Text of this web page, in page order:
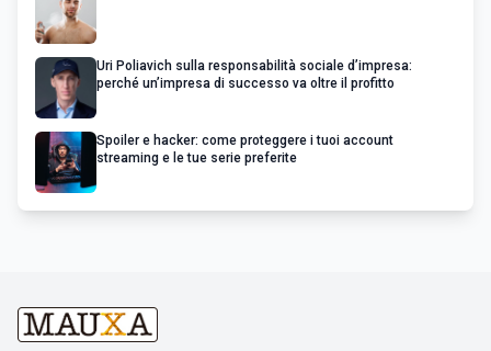
Uri Poliavich sulla responsabilità sociale d’impresa:
perché un’impresa di successo va oltre il profitto
Spoiler e hacker: come proteggere i tuoi account
streaming e le tue serie preferite